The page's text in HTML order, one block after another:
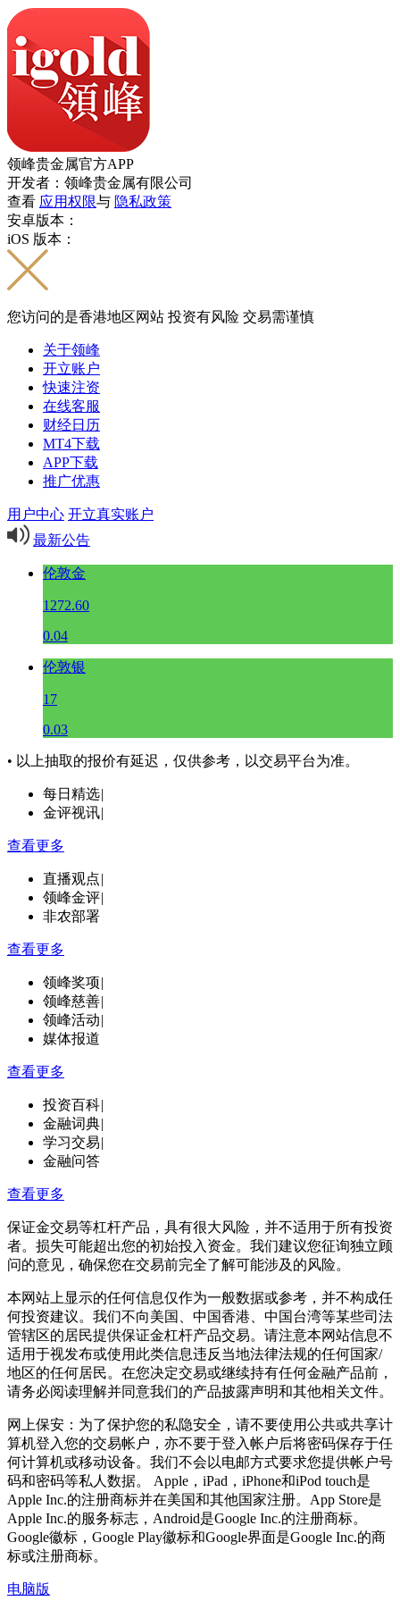
领峰贵金属官方APP
开发者：领峰贵金属有限公司
查看 应用权限与 隐私政策
安卓版本：
iOS 版本：
您访问的是香港地区网站 投资有风险 交易需谨慎
关于领峰
开立账户
快速注资
在线客服
财经日历
MT4下载
APP下载
推广优惠
用户中心 开立真实账户
最新公告
伦敦金
1272.60
0.04
伦敦银
17
0.03
• 以上抽取的报价有延迟，仅供参考，以交易平台为准。
每日精选|
金评视讯|
查看更多
直播观点|
领峰金评|
非农部署
查看更多
领峰奖项|
领峰慈善|
领峰活动|
媒体报道
查看更多
投资百科|
金融词典|
学习交易|
金融问答
查看更多
保证金交易等杠杆产品，具有很大风险，并不适用于所有投资
者。损失可能超出您的初始投入资金。我们建议您征询独立顾
问的意见，确保您在交易前完全了解可能涉及的风险。
本网站上显示的任何信息仅作为一般数据或参考，并不构成任
何投资建议。我们不向美国、中国香港、中国台湾等某些司法
管辖区的居民提供保证金杠杆产品交易。请注意本网站信息不
适用于视发布或使用此类信息违反当地法律法规的任何国家/
地区的任何居民。在您决定交易或继续持有任何金融产品前，
请务必阅读理解并同意我们的产品披露声明和其他相关文件。
网上保安：为了保护您的私隐安全，请不要使用公共或共享计
算机登入您的交易帐户，亦不要于登入帐户后将密码保存于任
何计算机或移动设备。我们不会以电邮方式要求您提供帐户号
码和密码等私人数据。 Apple，iPad，iPhone和iPod touch是
Apple Inc.的注册商标并在美国和其他国家注册。App Store是
Apple Inc.的服务标志，Android是Google Inc.的注册商标。
Google徽标，Google Play徽标和Google界面是Google Inc.的商
标或注册商标。
电脑版